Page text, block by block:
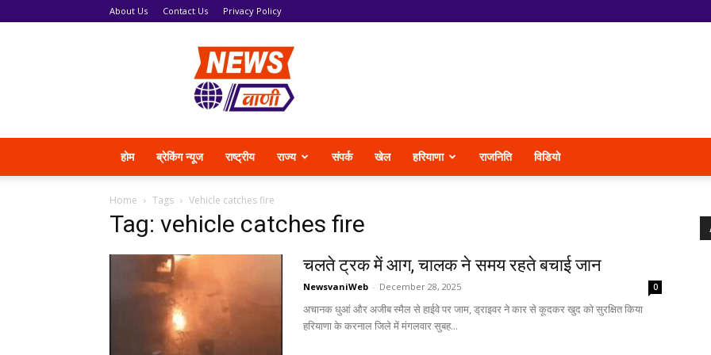
About Us Contact Us Privacy Policy
News
Vani
होम ब्रेकिंग न्यूज राष्ट्रीय राज्य संपर्क खेल हरियाणा राजनिति विडियो
Home Tags Vehicle catches fire
Tag: vehicle catches fire
चलते ट्रक में आग, चालक ने समय रहते बचाई जान
NewsvaniWeb - December 28, 2025 0
अचानक धुआं और अजीब स्मैल से हाईवे पर जाम, ड्राइवर ने कार से कूदकर खुद को सुरक्षित किया
हरियाणा के करनाल जिले में मंगलवार सुबह...